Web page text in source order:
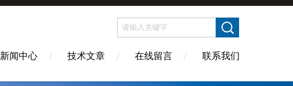
新闻中心 技术文章 在线留言 联系我们